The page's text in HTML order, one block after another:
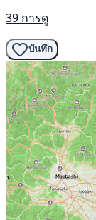
39 การดู
บันทึก